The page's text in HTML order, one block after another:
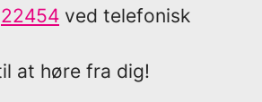
22454 ved telefonisk
at høre fra dig!